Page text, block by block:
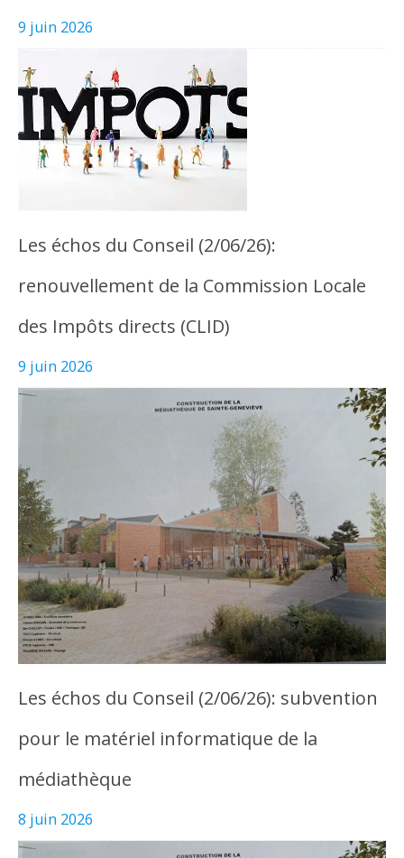
9 juin 2026
Les échos du Conseil (2/06/26):
renouvellement de la Commission Locale
des Impôts directs (CLID)
9 juin 2026
Les échos du Conseil (2/06/26): subvention
pour le matériel informatique de la
médiathèque
8 juin 2026